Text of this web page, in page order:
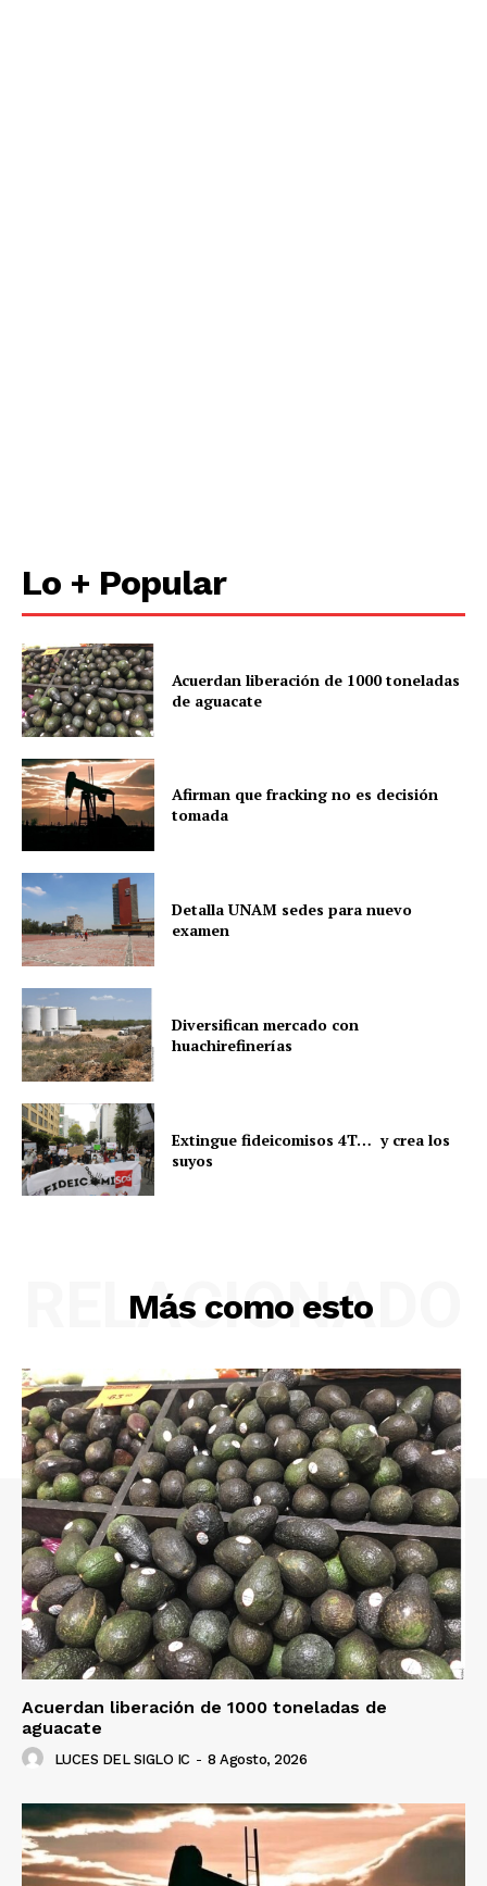
Lo + Popular
Acuerdan liberación de 1000 toneladas
de aguacate
Afirman que fracking no es decisión
tomada
Detalla UNAM sedes para nuevo
examen
Diversifican mercado con
huachirefinerías
Extingue fideicomisos 4T… y crea los
suyos
Más como esto
RELACIONADO
Acuerdan liberación de 1000 toneladas de
aguacate
LUCES DEL SIGLO IC - 8 Agosto, 2026